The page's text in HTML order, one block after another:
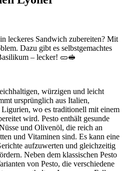
leckeres Sandwich zubereiten? Mit
Dazu gibt es selbstgemachtes
– lecker! 🥒🥪
würzigen und leicht
ursprünglich aus Italien,
Ligurien, wo es traditionell mit einem
wird. Pesto enthält gesunde
und Olivenöl, die reich an
und Vitaminen sind. Es kann eine
aufzuwerten und gleichzeitig
Neben dem klassischen Pesto
von Pesto, die verschiedene